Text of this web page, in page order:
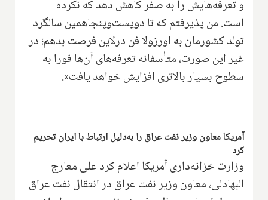
و تعرفه‌هایش را به صفر کاهش دهد که نکرده
است. من پذیرفتم که تا دویست‌وپنجاهمین سالگرد
تولد کشورمان به اورزولا فن درلاین فرصت بدهم؛ در
غیر این صورت، متأسفانه تعرفه‌های آن‌ها فورا به
سطوح بسیار بالاتری افزایش خواهد یافت».
آمریکا معاون وزیر نفت عراق را به‌دلیل ارتباط با ایران تحریم
کرد
وزارت خزانه‌داری آمریکا اعلام کرد علی معارج
البهادلی، معاون وزیر نفت عراق در انتقال نفت عراق